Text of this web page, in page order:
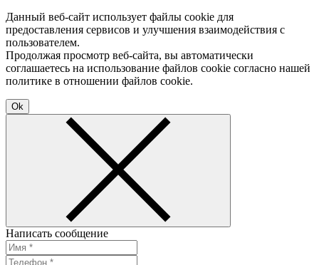
Данный веб-сайт использует файлы cookie для
предоставления сервисов и улучшения взаимодействия с
пользователем.
Продолжая просмотр веб-сайта, вы автоматически
соглашаетесь на использование файлов cookie согласно нашей
политике в отношении файлов cookie.
Ok
Написать сообщение